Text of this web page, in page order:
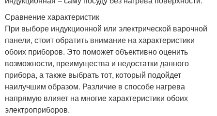
Сравнение характеристик
При выборе индукционной или электрической варочной
панели, стоит обратить внимание на характеристики
обоих приборов. Это поможет объективно оценить
возможности, преимущества и недостатки данного
прибора, а также выбрать тот, который подойдет
наилучшим образом. Различие в способе нагрева
напрямую влияет на многие характеристики обоих
электроприборов.